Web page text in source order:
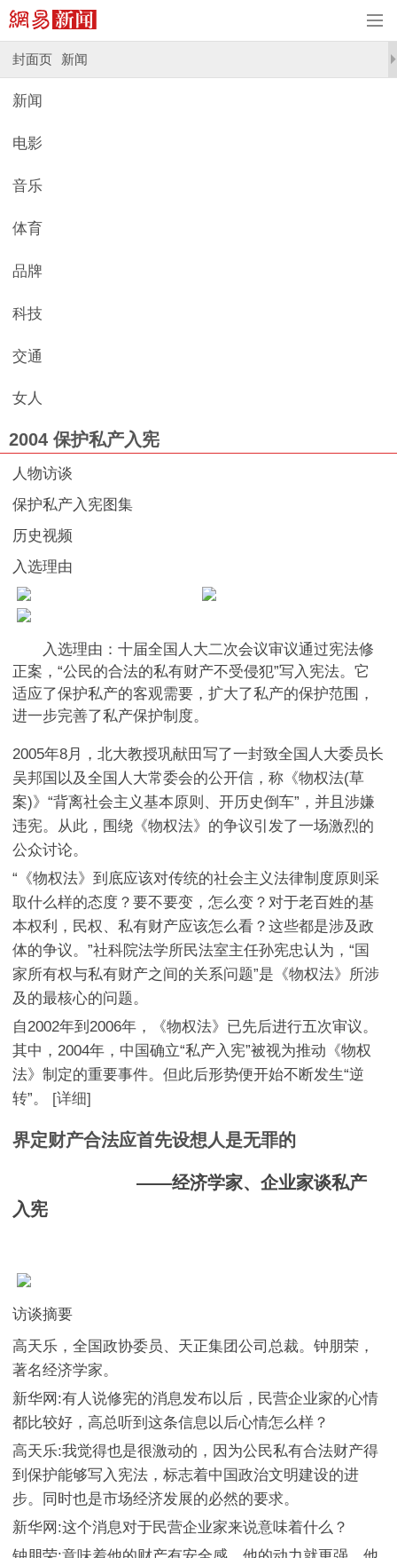
封面页 新闻
新闻
电影
音乐
体育
品牌
科技
交通
女人
2004 保护私产入宪
人物访谈
保护私产入宪图集
历史视频
入选理由
入选理由：十届全国人大二次会议审议通过宪法修
正案，“公民的合法的私有财产不受侵犯”写入宪法。它
适应了保护私产的客观需要，扩大了私产的保护范围，
进一步完善了私产保护制度。
2005年8月，北大教授巩献田写了一封致全国人大委员长
吴邦国以及全国人大常委会的公开信，称《物权法(草
案)》“背离社会主义基本原则、开历史倒车”，并且涉嫌
违宪。从此，围绕《物权法》的争议引发了一场激烈的
公众讨论。
“《物权法》到底应该对传统的社会主义法律制度原则采
取什么样的态度？要不要变，怎么变？对于老百姓的基
本权利，民权、私有财产应该怎么看？这些都是涉及政
体的争议。”社科院法学所民法室主任孙宪忠认为，“国
家所有权与私有财产之间的关系问题”是《物权法》所涉
及的最核心的问题。
自2002年到2006年，《物权法》已先后进行五次审议。
其中，2004年，中国确立“私产入宪”被视为推动《物权
法》制定的重要事件。但此后形势便开始不断发生“逆
转”。 [详细]
界定财产合法应首先设想人是无罪的
——经济学家、企业家谈私产
入宪
访谈摘要
高天乐，全国政协委员、天正集团公司总裁。钟朋荣，
著名经济学家。
新华网:有人说修宪的消息发布以后，民营企业家的心情
都比较好，高总听到这条信息以后心情怎么样？
高天乐:我觉得也是很激动的，因为公民私有合法财产得
到保护能够写入宪法，标志着中国政治文明建设的进
步。同时也是市场经济发展的必然的要求。
新华网:这个消息对于民营企业家来说意味着什么？